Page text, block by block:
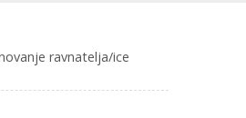
ravnatelja/ice